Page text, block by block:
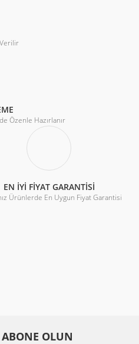
Özenle Hazırlanır
EN İYİ FİYAT GARANTİSİ
Ürünlerde En Uygun Fiyat Garantisi
OLUN